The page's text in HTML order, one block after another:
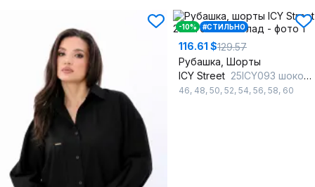
-10% #СТИЛЬНО
116.61 $129.57
Рубашка, Шорты
ICY Street 25ICY093 шоколад
46, 48, 50, 52, 54, 56, 58, 60